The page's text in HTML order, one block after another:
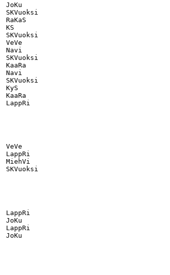
JoKu
SKVuoksi
RaKaS
KS
SKVuoksi
VeVe
Navi
SKVuoksi
KaaRa
Navi
SKVuoksi
KyS
KaaRa
VeVe
LappRi
MiehVi
LappRi
JoKu
LappRi